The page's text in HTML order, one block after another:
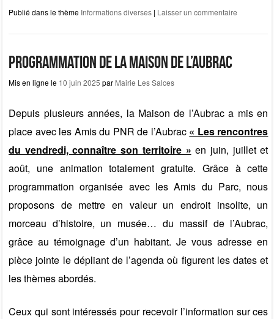
c
e
b
o
k
st
o
d
o
ailta
g
er
Publié dans le thème Informations diverses | Laisser un commentaire
Programmation de la Maison de l’Aubrac
Mis en ligne le 10 juin 2025 par Mairie Les Salces
Depuis plusieurs années, la Maison de l’Aubrac a mis en
place avec les Amis du PNR de l’Aubrac « Les rencontres
du vendredi, connaître son territoire » en juin, juillet et
août, une animation totalement gratuite. Grâce à cette
programmation organisée avec les Amis du Parc, nous
proposons de mettre en valeur un endroit insolite, un
morceau d’histoire, un musée… du massif de l’Aubrac,
grâce au témoignage d’un habitant. Je vous adresse en
pièce jointe le dépliant de l’agenda où figurent les dates et
les thèmes abordés.
Ceux qui sont intéressés pour recevoir l’information sur ces